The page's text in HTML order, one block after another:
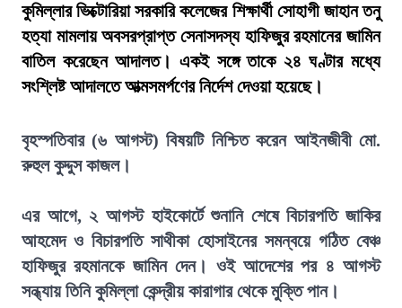
কুমিল্লার ভিক্টোরিয়া সরকারি কলেজের শিক্ষার্থী সোহাগী জাহান তনু
হত্যা মামলায় অবসরপ্রাপ্ত সেনাসদস্য হাফিজুর রহমানের জামিন
বাতিল করেছেন আদালত। একই সঙ্গে তাকে ২৪ ঘণ্টার মধ্যে
সংশ্লিষ্ট আদালতে আত্মসমর্পণের নির্দেশ দেওয়া হয়েছে।
বৃহস্পতিবার (৬ আগস্ট) বিষয়টি নিশ্চিত করেন আইনজীবী মো.
রুহুল কুদ্দুস কাজল।
এর আগে, ২ আগস্ট হাইকোর্টে শুনানি শেষে বিচারপতি জাকির
আহমেদ ও বিচারপতি সাথীকা হোসাইনের সমন্বয়ে গঠিত বেঞ্চ
হাফিজুর রহমানকে জামিন দেন। ওই আদেশের পর ৪ আগস্ট
সন্ধ্যায় তিনি কুমিল্লা কেন্দ্রীয় কারাগার থেকে মুক্তি পান।